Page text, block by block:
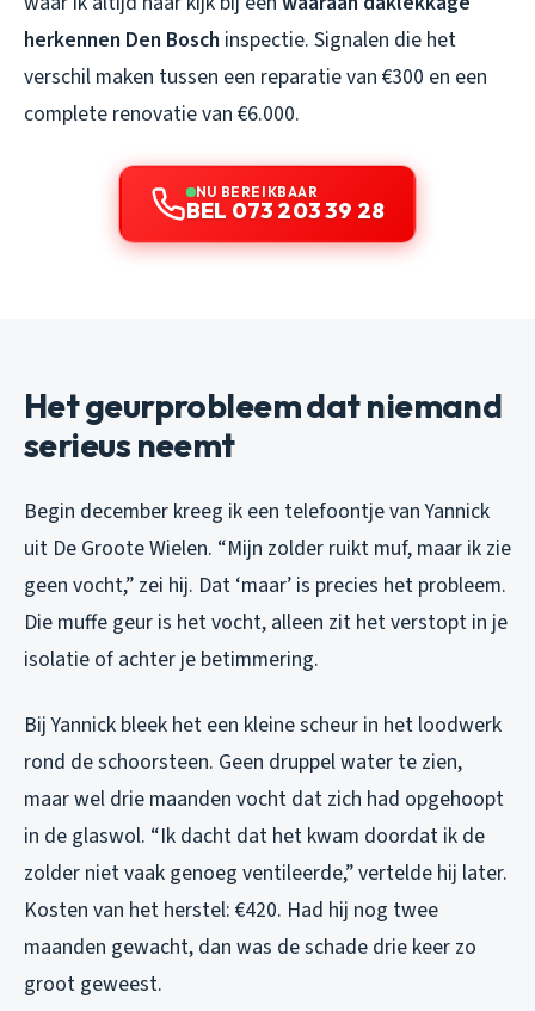
herkennen Den Bosch inspectie. Signalen die het
verschil maken tussen een reparatie van €300 en een
complete renovatie van €6.000.
NU BEREIKBAAR
BEL 073 203 39 28
Het geurprobleem dat niemand
serieus neemt
Begin december kreeg ik een telefoontje van Yannick
uit De Groote Wielen. “Mijn zolder ruikt muf, maar ik zie
geen vocht,” zei hij. Dat ‘maar’ is precies het probleem.
Die muffe geur is het vocht, alleen zit het verstopt in je
isolatie of achter je betimmering.
Bij Yannick bleek het een kleine scheur in het loodwerk
rond de schoorsteen. Geen druppel water te zien,
maar wel drie maanden vocht dat zich had opgehoopt
in de glaswol. “Ik dacht dat het kwam doordat ik de
zolder niet vaak genoeg ventileerde,” vertelde hij later.
Kosten van het herstel: €420. Had hij nog twee
maanden gewacht, dan was de schade drie keer zo
groot geweest.